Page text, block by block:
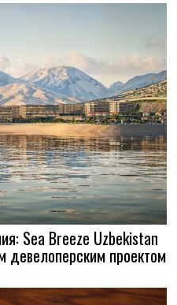
Sea Breeze Uzbekistan
проектом